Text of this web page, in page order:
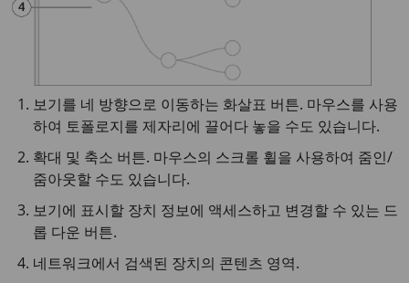
보기를 네 방향으로 이동하는 화살표 버튼. 마우스를 사용
하여 토폴로지를 제자리에 끌어다 놓을 수도 있습니다.
확대 및 축소 버튼. 마우스의 스크롤 휠을 사용하여 줌인/
줌아웃할 수도 있습니다.
보기에 표시할 장치 정보에 액세스하고 변경할 수 있는 드
롭 다운 버튼.
네트워크에서 검색된 장치의 콘텐츠 영역.